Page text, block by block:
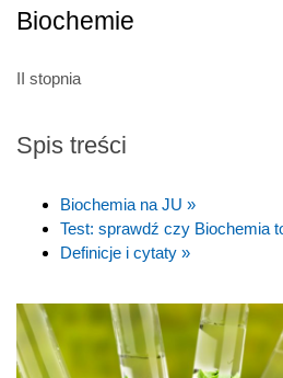
Biochemie
II stopnia
Spis treści
Biochemia na JU »
Test: sprawdź czy Biochemia
Definicje i cytaty »